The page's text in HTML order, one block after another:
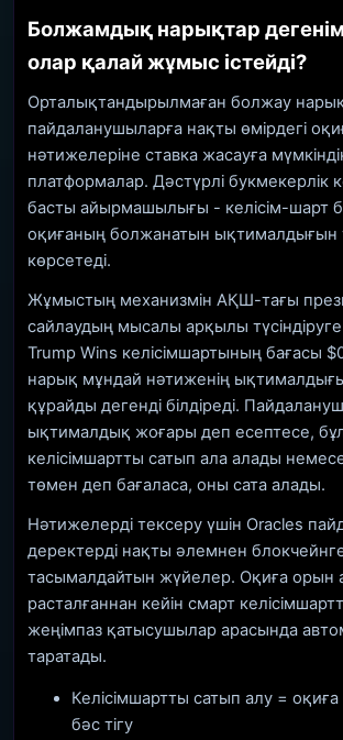
Болжамдық нарықтар
олар қалай жұмыс істейді?
Орталықтандырылмаған болжау
пайдаланушыларға нақты өмірдегі
нәтижелеріне ставка жасауға
платформалар. Дәстүрлі букмекерлік
басты айырмашылығы - келісім-шарт
оқиғаның болжанатын ықтималдығын
көрсетеді.
Жұмыстың механизмін АҚШ-тағы
сайлаудың мысалы арқылы
Trump Wins келісімшартының бағасы
нарық мұндай нәтиженің
құрайды дегенді білдіреді.
ықтималдық жоғары деп есептесе,
келісімшартты сатып ала алады немесе
төмен деп бағаласа, оны сата алады.
Нәтижелерді тексеру үшін Oracles
деректерді нақты әлемнен
тасымалдайтын жүйелер. Оқиға орын
расталғаннан кейін смарт
жеңімпаз қатысушылар арасында
таратады.
Келісімшартты сатып алу =
бәс тігу